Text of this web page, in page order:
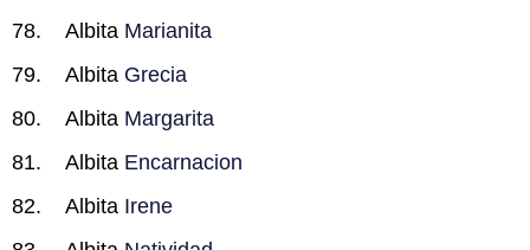
Albita Marianita
Albita Grecia
Albita Margarita
Albita Encarnacion
Albita Irene